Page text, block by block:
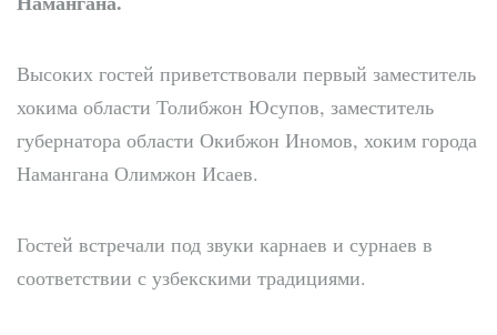
Высоких гостей приветствовали первый заместитель
хокима области Толибжон Юсупов, заместитель
губернатора области Окибжон Иномов, хоким города
Намангана Олимжон Исаев.
Гостей встречали под звуки карнаев и сурнаев в
соответствии с узбекскими традициями.